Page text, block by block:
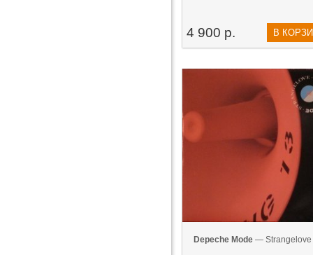
4 900 р. В
Depeche Mode— Strangelove